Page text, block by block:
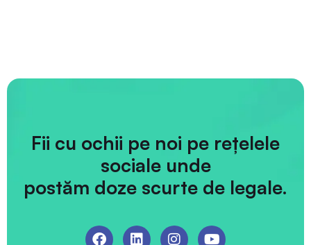
Fii cu ochii pe noi pe rețelele
sociale unde
postăm doze scurte de legale.